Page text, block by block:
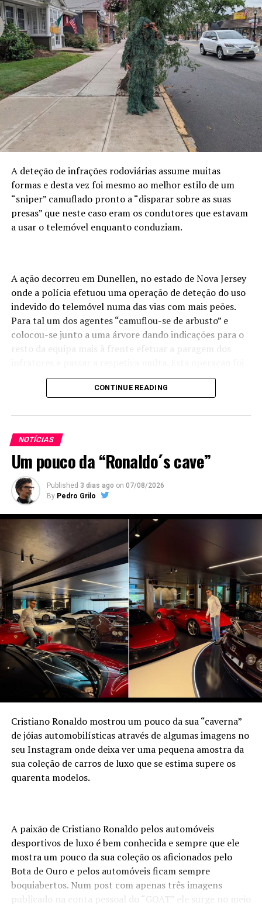
A deteção de infrações rodoviárias assume muitas
formas e desta vez foi mesmo ao melhor estilo de um
“sniper” camuflado pronto a “disparar sobre as suas
presas” que neste caso eram os condutores que estavam
a usar o telemóvel enquanto conduziam.
A ação decorreu em Dunellen, no estado de Nova Jersey
onde a polícia efetuou uma operação de deteção do uso
indevido do telemóvel numa das vias com mais peões.
Para tal um dos agentes “camuflou-se de arbusto” e
colocou-se junto a uma árvore dando indicações para o
resto da equipa mais à frente efetuar a paragem dos
partilhada no facebook da polícia local que referiu que
em seis horas de operação foram detetados 74
CONTINUE READING
NOTÍCIAS
Um pouco da “Ronaldo´s cave”
Published 3 dias ago on 07/08/2026
By Pedro Grilo
Cristiano Ronaldo mostrou um pouco da sua “caverna”
de jóias automobilísticas através de algumas imagens no
seu Instagram onde deixa ver uma pequena amostra da
sua coleção de carros de luxo que se estima supere os
quarenta modelos.
A paixão de Cristiano Ronaldo pelos automóveis
desportivos de luxo é bem conhecida e sempre que ele
mostra um pouco da sua coleção os aficionados pelo
Bota de Ouro e pelos automóveis ficam sempre
boquiabertos. Num post com apenas três imagens
publicado na conta pessoal do “GOAT” ele surge no meio